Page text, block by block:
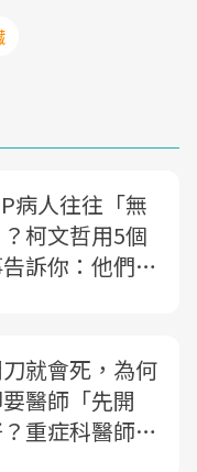
病人往往「無
柯文哲用5個
訴你：他們不
就會死，為何
醫師「先開
重症科醫師黃